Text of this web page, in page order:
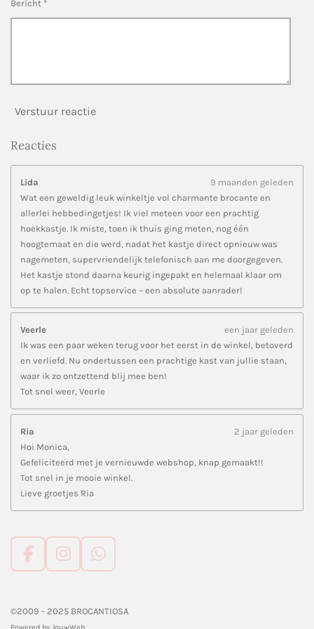
Bericht *
Verstuur reactie
Reacties
Lida
9 maanden geleden
Wat een geweldig leuk winkeltje vol charmante brocante en
allerlei hebbedingetjes! Ik viel meteen voor een prachtig
hoekkastje. Ik miste, toen ik thuis ging meten, nog één
hoogtemaat en die werd, nadat het kastje direct opnieuw was
nagemeten, supervriendelijk telefonisch aan me doorgegeven.
Het kastje stond daarna keurig ingepakt en helemaal klaar om
op te halen. Echt topservice – een absolute aanrader!
Veerle
een jaar geleden
Ik was een paar weken terug voor het eerst in de winkel, betoverd
en verliefd. Nu ondertussen een prachtige kast van jullie staan,
waar ik zo ontzettend blij mee ben!
Tot snel weer, Veerle
Ria
2 jaar geleden
Hoi Monica,
Gefeliciteerd met je vernieuwde webshop, knap gemaakt!!
Tot snel in je mooie winkel.
Lieve groetjes Ria
F
e
I
t
W
t
©2009 - 2025 BROCANTIOSA